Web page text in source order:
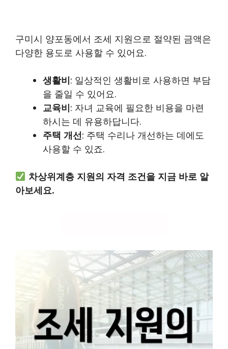
구미시 양포동에서 조세 지원으로 절약된 금액은
다양한 용도로 사용할 수 있어요.
생활비: 일상적인 생활비로 사용하면 부담
을 줄일 수 있어요.
교육비: 자녀 교육에 필요한 비용을 마련
하시는 데 유용하답니다.
주택 개선: 주택 수리나 개선하는 데에도
사용할 수 있죠.
차상위계층 지원의 자격 조건을 지금 바로 알
아보세요.